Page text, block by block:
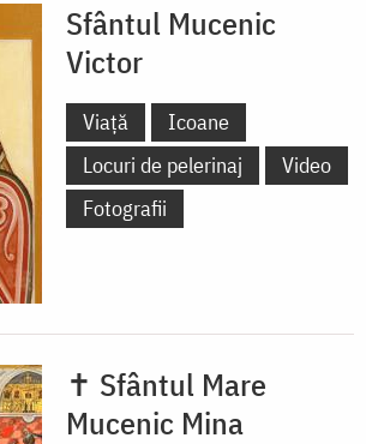
Sfântul Mucenic
Victor
Viață
Icoane
Locuri de pelerinaj
Video
Fotografii
✝ Sfântul Mare
Mucenic Mina